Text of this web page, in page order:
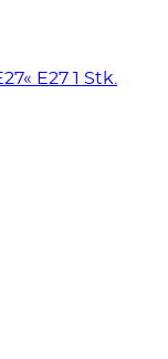
E27 1 Stk.